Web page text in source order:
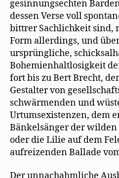
gesinnungsechten
dessen Verse voll
bittrer Sachlichkeit sind,
Form allerdings, und
ursprüngliche,
Bohemienhaltlosigkeit
fort bis zu Bert Brecht,
Gestalter von
schwärmenden und
Urtumsexistenzen, dem
Bänkelsänger der
oder die Lilie auf dem
aufreizenden Ballade